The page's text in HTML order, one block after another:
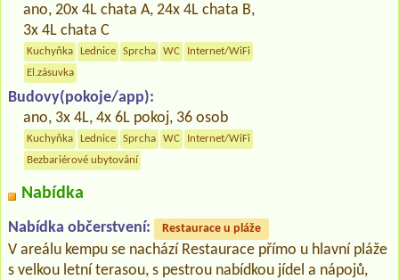
ano, 20x 4L chata A, 24x 4L chata B,
3x 4L chata C
Kuchyňka Lednice Sprcha WC
Internet/WiFi
El.zásuvka
Budovy(pokoje/app):
ano, 3x 4L, 4x 6L pokoj, 36 osob
Kuchyňka Lednice Sprcha WC
Internet/WiFi
Bezbariérové ubytování
Nabídka
Nabídka občerstvení: Restaurace u pláže
V areálu kempu se nachází Restaurace přímo u hlavní pláže
s velkou letní terasou, s pestrou nabídkou jídel a nápojů,